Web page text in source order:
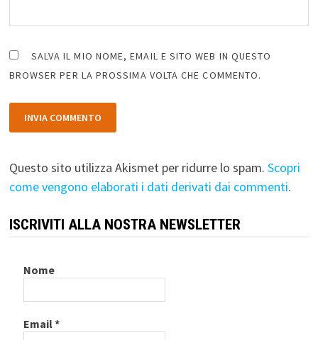
SALVA IL MIO NOME, EMAIL E SITO WEB IN QUESTO
BROWSER PER LA PROSSIMA VOLTA CHE COMMENTO.
Questo sito utilizza Akismet per ridurre lo spam. Scopri
come vengono elaborati i dati derivati dai commenti.
ISCRIVITI ALLA NOSTRA NEWSLETTER
Nome
Email*